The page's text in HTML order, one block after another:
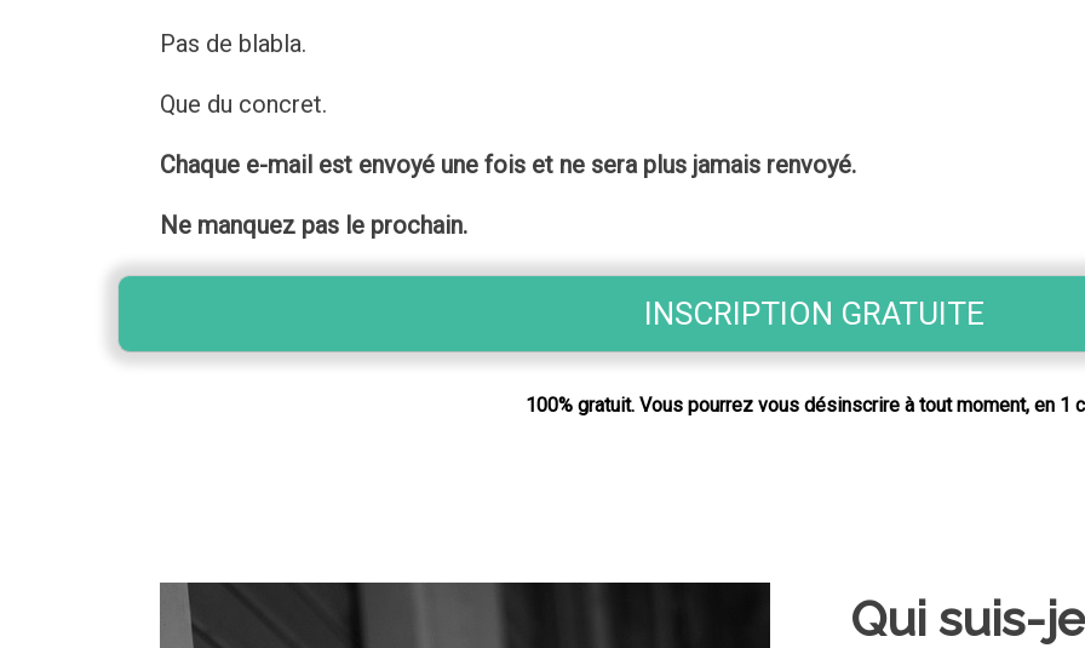
Pas de blabla.
Que du concret.
Chaque e-mail est envoyé une fois et ne sera plus jamais renvoyé.
Ne manquez pas le prochain.
INSCRIPTION GRATUITE
100% gratuit. Vous pourrez vous désinscrire à tout moment, en 1
Qui suis-